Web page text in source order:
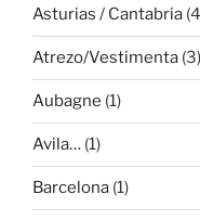
Asturias / Cantabria
Atrezo/Vestimenta (3)
Aubagne (1)
Avila… (1)
Barcelona (1)